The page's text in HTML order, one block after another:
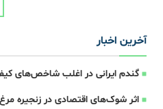
آخرین اخبار
گندم ایرانی در اغلب شاخص‌های
اثر شوک‌های اقتصادی در زنجیره مرغ تا 22 ماه باقی